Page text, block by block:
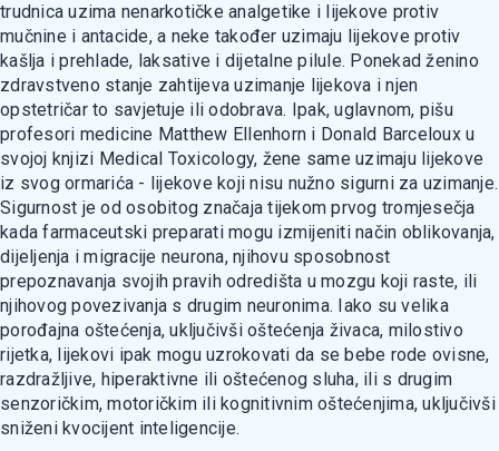
trudnica uzima nenarkotičke analgetike i lijekove protiv
mučnine i antacide, a neke također uzimaju lijekove protiv
kašlja i prehlade, laksative i dijetalne pilule. Ponekad ženino
zdravstveno stanje zahtijeva uzimanje lijekova i njen
opstetričar to savjetuje ili odobrava. Ipak, uglavnom, pišu
profesori medicine Matthew Ellenhorn i Donald Barceloux u
svojoj knjizi Medical Toxicology, žene same uzimaju lijekove
iz svog ormarića - lijekove koji nisu nužno sigurni za uzimanje.
Sigurnost je od osobitog značaja tijekom prvog tromjesečja
kada farmaceutski preparati mogu izmijeniti način oblikovanja,
dijeljenja i migracije neurona, njihovu sposobnost
prepoznavanja svojih pravih odredišta u mozgu koji raste, ili
njihovog povezivanja s drugim neuronima. Iako su velika
porođajna oštećenja, uključivši oštećenja živaca, milostivo
rijetka, lijekovi ipak mogu uzrokovati da se bebe rode ovisne,
razdražljive, hiperaktivne ili oštećenog sluha, ili s drugim
senzoričkim, motoričkim ili kognitivnim oštećenjima, uključivši
sniženi kvocijent inteligencije.